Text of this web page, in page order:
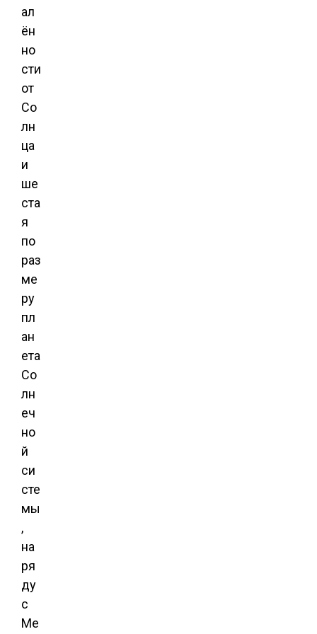
ал
ён
но
сти
от
Со
лн
ца
и
ше
ста
я
по
раз
ме
ру
пл
ан
ета
Со
лн
еч
но
й
си
сте
мы
,
на
ря
ду
с
Ме